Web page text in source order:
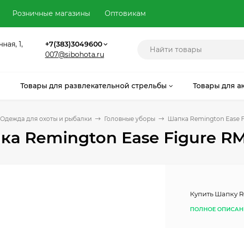
Розничные магазины Оптовикам
1,
+7(383)3049600
007@sibohota.ru
Товары для развлекательной стрельбы Товары для
Одежда для охоты и рыбалки Головные уборы Шапка Remington Ease
Remington Ease Figure
Купить Шапку
ПОЛНОЕ